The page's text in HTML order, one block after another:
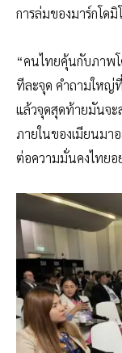
การล่มของมาร์กโด
“คนไทยคุ้นกับภาพ
ทีละจุด คำถามใหญ่
แล้วจุดสุดท้ายมันจะ
ภายในของเมียนมา
ต่อความมั่นคงไทยอ